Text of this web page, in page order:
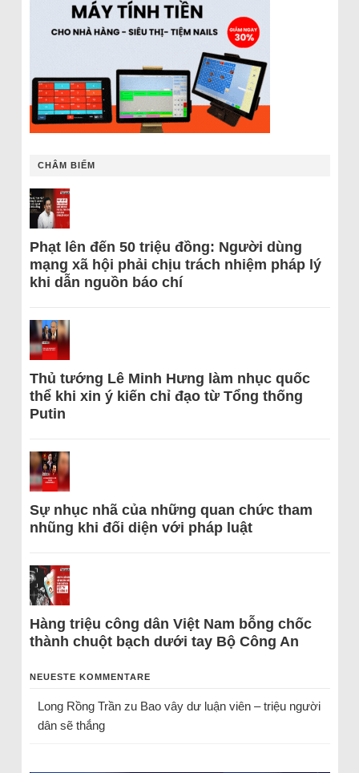
CHÂM BIẾM
Phạt lên đến 50 triệu đồng: Người dùng
mạng xã hội phải chịu trách nhiệm pháp lý
khi dẫn nguồn báo chí
Thủ tướng Lê Minh Hưng làm nhục quốc
thể khi xin ý kiến chỉ đạo từ Tổng thống
Putin
Sự nhục nhã của những quan chức tham
nhũng khi đối diện với pháp luật
Hàng triệu công dân Việt Nam bỗng chốc
thành chuột bạch dưới tay Bộ Công An
NEUESTE KOMMENTARE
Long Rồng Trầnzu Bao vây dư luận viên – triệu người
dân sẽ thắng